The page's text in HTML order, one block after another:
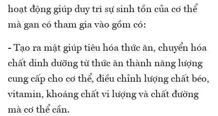
hoạt động giúp duy trì sự sinh tồn của cơ thể
mà gan có tham gia vào gồm có:
- Tạo ra mật giúp tiêu hóa thức ăn, chuyển hóa
chất dinh dưỡng từ thức ăn thành năng lượng
cung cấp cho cơ thể, điều chỉnh lượng chất béo,
vitamin, khoáng chất vi lượng và chất đường
mà cơ thể cần.